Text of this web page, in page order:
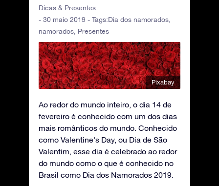
Dicas & Presentes
- 30 maio 2019 - Tags:Dia dos namorados
namorados Presentes
Pixabay
Ao redor do mundo inteiro, o dia 14 de
fevereiro é conhecido com um dos dias
mais românticos do mundo. Conhecido
como Valentine's Day, ou Dia de São
Valentim, esse dia é celebrado ao redor
do mundo como o que é conhecido no
Brasil como Dia dos Namorados 2019.